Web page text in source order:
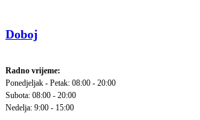
Doboj
Radno vrijeme:
Ponedjeljak - Petak: 08:00 - 20:00
Subota: 08:00 - 20:00
Nedelja: 9:00 - 15:00